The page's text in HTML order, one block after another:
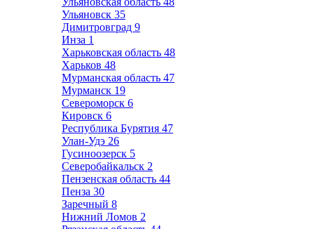
Ульяновск 35
Димитровград 9
Инза 1
Харьковская область 48
Харьков 48
Мурманская область 47
Мурманск 19
Североморск 6
Кировск 6
Республика Бурятия 47
Улан-Удэ 26
Гусиноозерск 5
Северобайкальск 2
Пензенская область 44
Пенза 30
Заречный 8
Нижний Ломов 2